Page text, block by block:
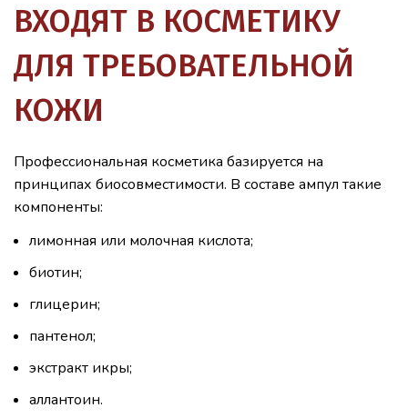
ВХОДЯТ В КОСМЕТИКУ
ДЛЯ ТРЕБОВАТЕЛЬНОЙ
КОЖИ
Профессиональная косметика базируется на
принципах биосовместимости. В составе ампул такие
компоненты:
лимонная или молочная кислота;
биотин;
глицерин;
пантенол;
экстракт икры;
аллантоин.